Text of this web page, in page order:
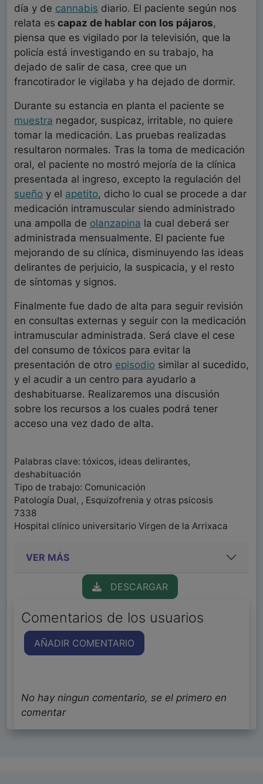
día y de cannabis diario. El paciente según nos
relata es capaz de hablar con los pájaros,
piensa que es vigilado por la televisión, que la
policía está investigando en su trabajo, ha
dejado de salir de casa, cree que un
francotirador le vigilaba y ha dejado de dormir.
Durante su estancia en planta el paciente se
muestra negador, suspicaz, irritable, no quiere
tomar la medicación. Las pruebas realizadas
resultaron normales. Tras la toma de medicación
oral, el paciente no mostró mejoría de la clínica
presentada al ingreso, excepto la regulación del
sueño y el apetito, dicho lo cual se procede a dar
medicación intramuscular siendo administrado
una ampolla de olanzapina la cual deberá ser
administrada mensualmente. El paciente fue
mejorando de su clínica, disminuyendo las ideas
delirantes de perjuicio, la suspicacia, y el resto
de síntomas y signos.
Finalmente fue dado de alta para seguir revisión
en consultas externas y seguir con la medicación
intramuscular administrada. Será clave el cese
del consumo de tóxicos para evitar la
presentación de otro episodio similar al sucedido,
y el acudir a un centro para ayudarlo a
deshabituarse. Realizaremos una discusión
sobre los recursos a los cuales podrá tener
acceso una vez dado de alta.
Palabras clave: tóxicos, ideas delirantes,
deshabituación
Tipo de trabajo: Comunicación
Patología Dual, , Esquizofrenia y otras psicosis
7338
Hospital clínico universitario Virgen de la Arrixaca
VER MÁS
DESCARGAR
Comentarios de los usuarios
AÑADIR COMENTARIO
No hay ningun comentario, se el primero en
comentar